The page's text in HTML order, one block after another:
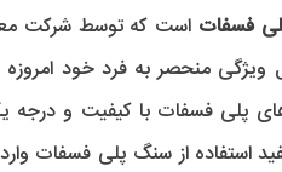
فسفات
پلی فسفات با کیفیت و